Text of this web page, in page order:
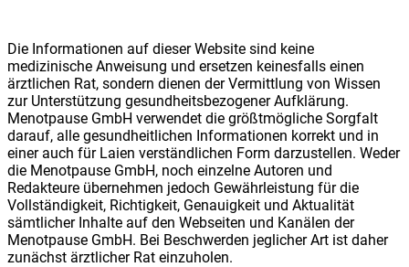
Die Informationen auf dieser Website sind keine
medizinische Anweisung und ersetzen keinesfalls einen
ärztlichen Rat, sondern dienen der Vermittlung von Wissen
zur Unterstützung gesundheitsbezogener Aufklärung.
Menotpause GmbH verwendet die größtmögliche Sorgfalt
darauf, alle gesundheitlichen Informationen korrekt und in
einer auch für Laien verständlichen Form darzustellen. Weder
die Menotpause GmbH, noch einzelne Autoren und
Redakteure übernehmen jedoch Gewährleistung für die
Vollständigkeit, Richtigkeit, Genauigkeit und Aktualität
sämtlicher Inhalte auf den Webseiten und Kanälen der
Menotpause GmbH. Bei Beschwerden jeglicher Art ist daher
zunächst ärztlicher Rat einzuholen.